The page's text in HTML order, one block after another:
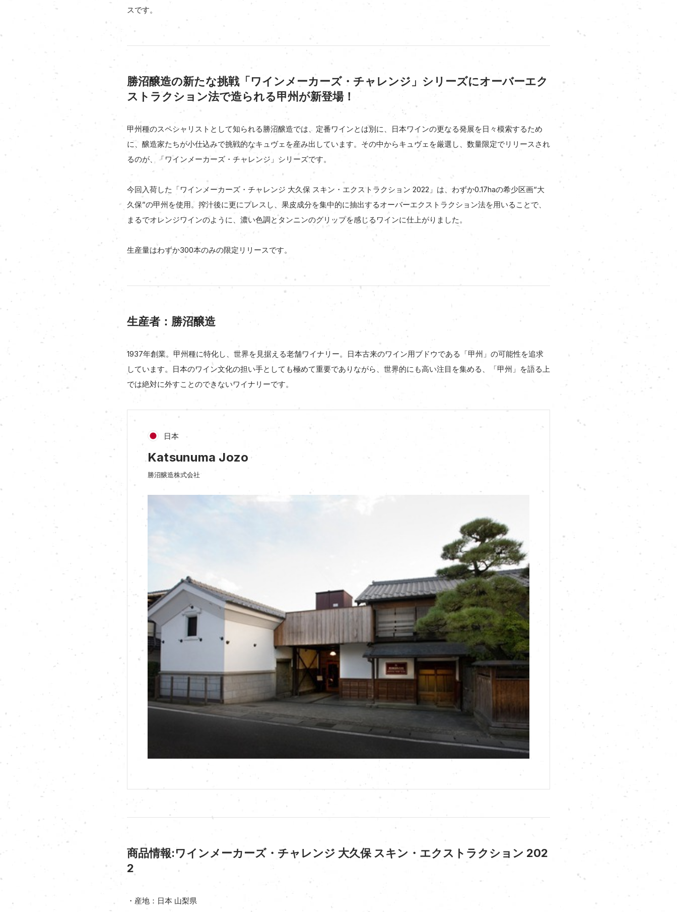
スです。
勝沼醸造の新たな挑戦「ワインメーカーズ・チャレンジ」シリーズにオーバーエク
ストラクション法で造られる甲州が新登場！
甲州種のスペシャリストとして知られる勝沼醸造では、定番ワインとは別に、日本ワインの更なる発展を日々模索するため
に、醸造家たちが小仕込みで挑戦的なキュヴェを産み出しています。その中からキュヴェを厳選し、数量限定でリリースされ
るのが、「ワインメーカーズ・チャレンジ」シリーズです。
今回入荷した「ワインメーカーズ・チャレンジ 大久保 スキン・エクストラクション 2022」は、わずか0.17haの希少区画“大
久保”の甲州を使用。搾汁後に更にプレスし、果皮成分を集中的に抽出するオーバーエクストラクション法を用いることで、
まるでオレンジワインのように、濃い色調とタンニンのグリップを感じるワインに仕上がりました。
生産量はわずか300本のみの限定リリースです。
生産者：勝沼醸造
1937年創業。甲州種に特化し、世界を見据える老舗ワイナリー。日本古来のワイン用ブドウである「甲州」の可能性を追求
しています。日本のワイン文化の担い手としても極めて重要でありながら、世界的にも高い注目を集める、「甲州」を語る上
では絶対に外すことのできないワイナリーです。
日本
Katsunuma Jozo
勝沼醸造株式会社
商品情報:ワインメーカーズ・チャレンジ 大久保 スキン・エクストラクション 202
2
・産地：日本 山梨県